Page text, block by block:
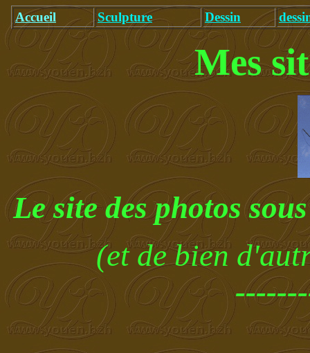
Accueil Sculpture Dessin
Mes
Le site des photos
(et de bien